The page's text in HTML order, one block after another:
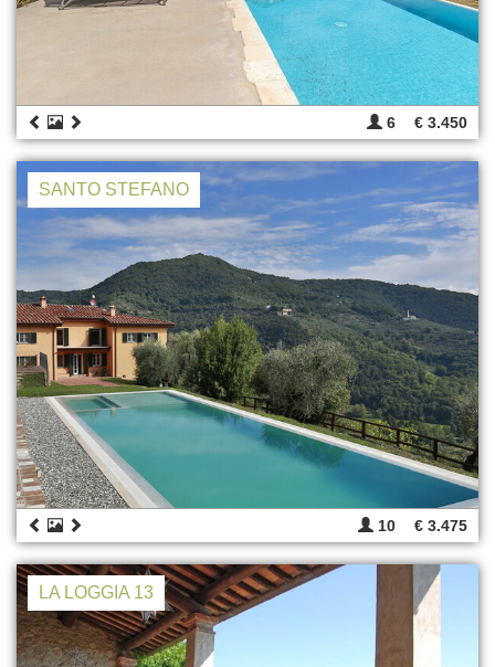
6 € 3.450
SANTO STEFANO
10 € 3.475
LA LOGGIA 13